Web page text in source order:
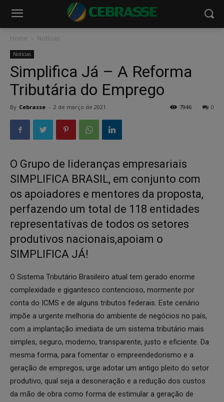
Home Notícias
Notícias
Simplifica Já – A Reforma
Tributária do Emprego
By Cebrasse - 2 de março de 2021 0
7946
O Grupo de lideranças empresariais
SIMPLIFICA BRASIL, em conjunto com
os apoiadores e mentores da proposta,
perfazendo um total de 118 entidades
representativas de todos os setores
produtivos nacionais,apoiam o
SIMPLIFICA JÁ!
O Sistema Tributário Brasileiro atual tem gerado enorme
complexidade e gigantesco contencioso, mormente por
conta do ICMS e de alguns tributos federais. Este cenário
impõe a urgente melhoria do ambiente de negócios no país,
com a implantação imediata de um sistema tributário mais
simples, seguro, moderno, transparente, justo e eficiente. Da
mesma forma, para fomentar o empreendedorismo e a
geração de empregos, urge adotar um antigo pleito do setor
produtivo, qual seja a desoneração e a redução dos custos
da mão de obra como forma de estimular a geração de